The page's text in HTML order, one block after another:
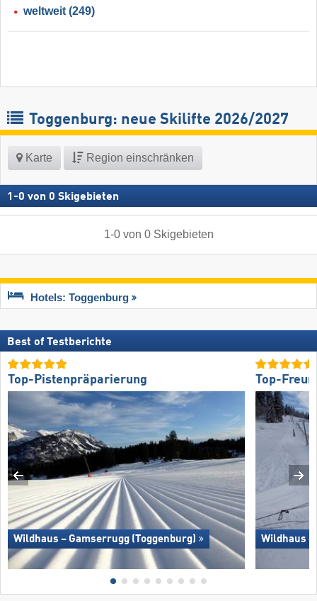
weltweit (249)
Toggenburg: neue Skilifte 2026/2027
Karte Region einschränken
1 -0 von 0 Skigebieten
1-0von 0 Skigebieten
Hotels: Toggenburg
Best of Testberichte
Top-Pistenpräparierung
Wildhaus – Gamserrugg (Toggenburg)
Top-
Wildhaus –